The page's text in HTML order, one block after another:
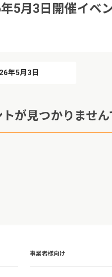
5月3日開催イベ
年5月3日
が見つかりません
事業者様向け